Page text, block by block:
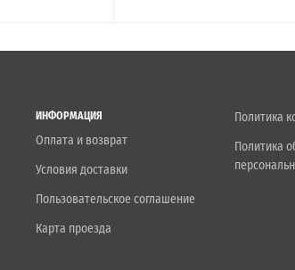
ИНФОРМАЦИЯ
Оплата и возврат
Условия доставки
Пользовательское соглашение
Карта проезда
Политика
Политика